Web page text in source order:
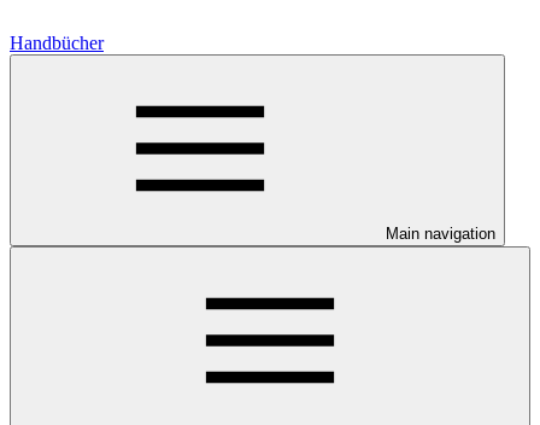
Handbücher
Main navigation